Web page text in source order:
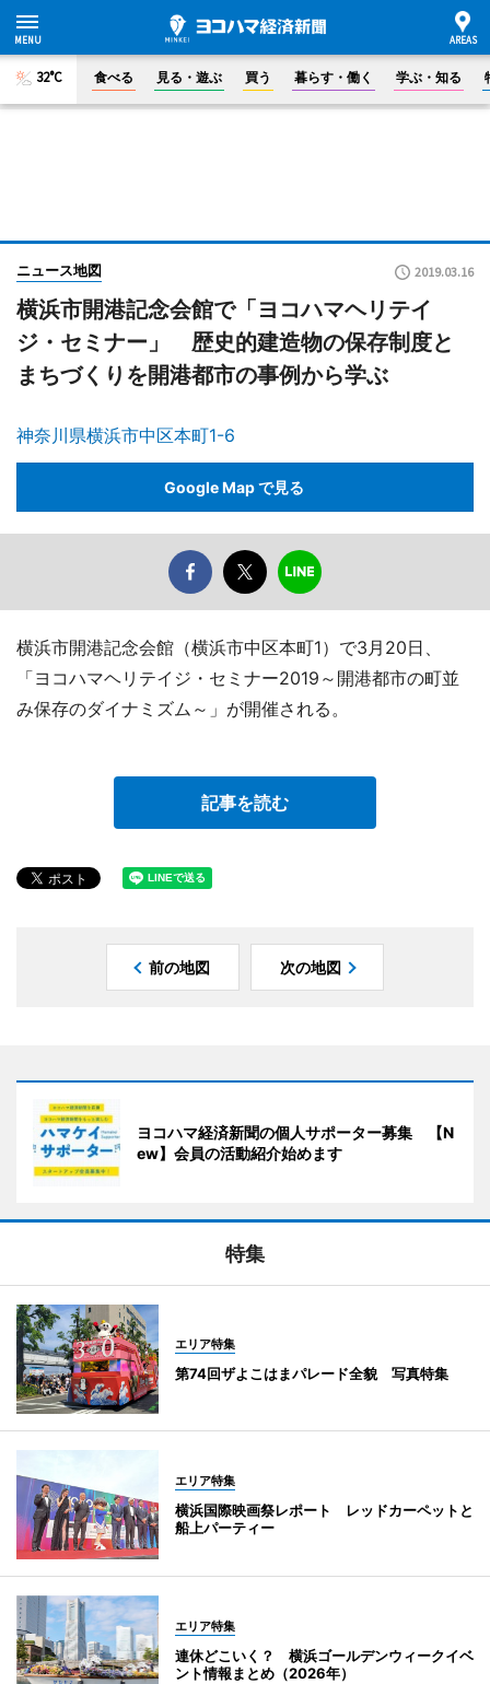
32°C 食べる 見る・遊ぶ 買う 暮らす・働く 学ぶ・知る
ニュース地図 2019.03.16
横浜市開港記念会館で「ヨコハマヘリテイ
ジ・セミナー」 歴史的建造物の保存制度と
まちづくりを開港都市の事例から学ぶ
神奈川県横浜市中区本町1-6
Google Map で見る
横浜市開港記念会館（横浜市中区本町1）で3月20日、
「ヨコハマヘリテイジ・セミナー2019～開港都市の町並
み保存のダイナミズム～」が開催される。
記事を読む
前の地図 次の地図
ヨコハマ経済新聞の個人サポーター募集 【N
ew】会員の活動紹介始めます
特集
エリア特集
第74回ザよこはまパレード全貌 写真特集
エリア特集
横浜国際映画祭レポート レッドカーペットと
船上パーティー
エリア特集
連休どこいく？ 横浜ゴールデンウィークイベ
ント情報まとめ（2026年）